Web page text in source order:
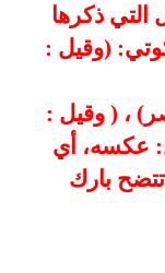
التي ذكرها
(وقيل :
، ( وقيل :
عكسه، أي
تتضح بارك